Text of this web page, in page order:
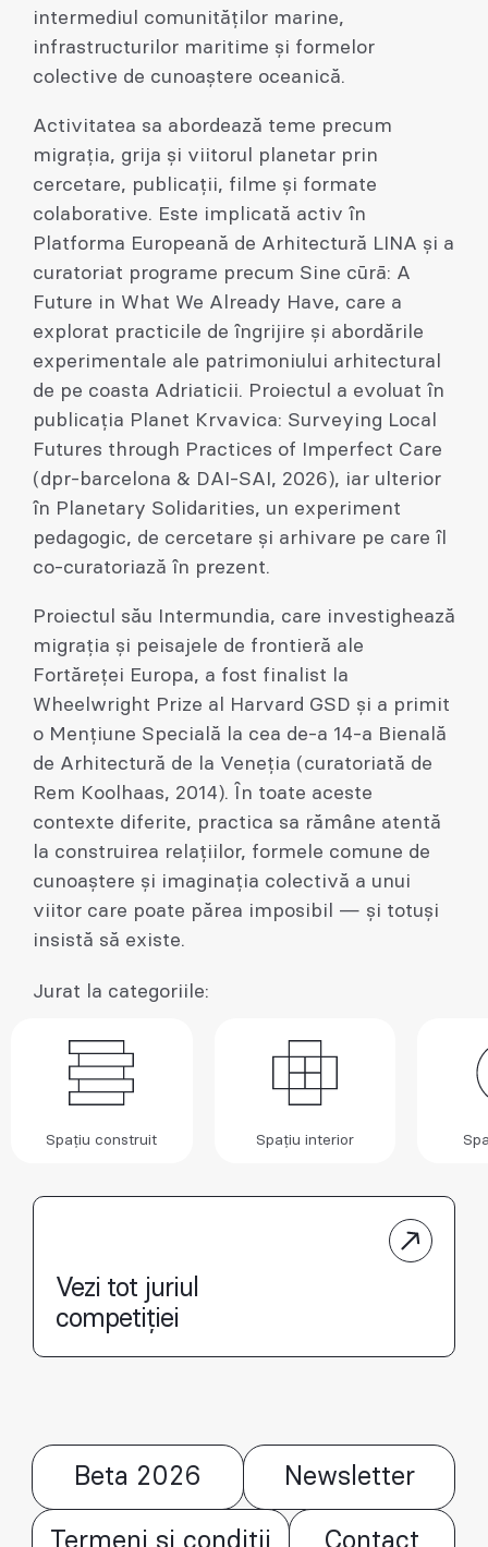
intermediul comunităților marine,
infrastructurilor maritime și formelor
colective de cunoaștere oceanică.
Activitatea sa abordează teme precum
migrația, grija și viitorul planetar prin
cercetare, publicații, filme și formate
colaborative. Este implicată activ în
Platforma Europeană de Arhitectură LINA și a
curatoriat programe precum Sine cūrā: A
Future in What We Already Have, care a
explorat practicile de îngrijire și abordările
experimentale ale patrimoniului arhitectural
de pe coasta Adriaticii. Proiectul a evoluat în
publicația Planet Krvavica: Surveying Local
Futures through Practices of Imperfect Care
(dpr-barcelona & DAI-SAI, 2026), iar ulterior
în Planetary Solidarities, un experiment
pedagogic, de cercetare și arhivare pe care îl
co-curatoriază în prezent.
Proiectul său Intermundia, care investighează
migrația și peisajele de frontieră ale
Fortăreței Europa, a fost finalist la
Wheelwright Prize al Harvard GSD și a primit
o Mențiune Specială la cea de-a 14-a Bienală
de Arhitectură de la Veneția (curatoriată de
Rem Koolhaas, 2014). În toate aceste
contexte diferite, practica sa rămâne atentă
la construirea relațiilor, formele comune de
cunoaștere și imaginația colectivă a unui
viitor care poate părea imposibil — și totuși
insistă să existe.
Jurat la categoriile:
Spațiu construit Spațiu interior
Vezi tot juriul
competiției
Beta 2026 Newsletter
Termeni și condiții Contact